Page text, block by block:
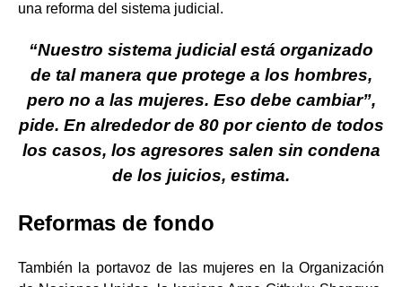
una reforma del sistema judicial.
“Nuestro sistema judicial está organizado
de tal manera que protege a los hombres,
pero no a las mujeres. Eso debe cambiar”,
pide. En alrededor de 80 por ciento de todos
los casos, los agresores salen sin condena
de los juicios, estima.
Reformas de fondo
También la portavoz de las mujeres en la Organización